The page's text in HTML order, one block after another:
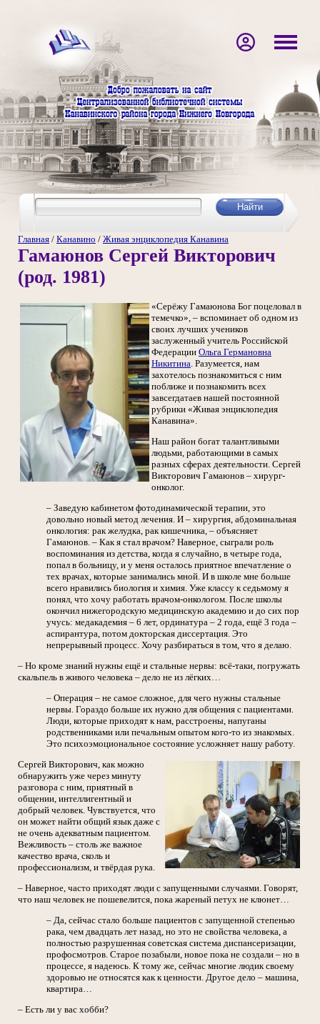
Главная / Канавино / Живая энциклопедия Канавина
Гамаюнов Сергей Викторович
(род. 1981)
«Серёжу Гамаюнова Бог поцеловал в
темечко», – вспоминает об одном из
своих лучших учеников
заслуженный учитель Российской
Федерации Ольга Германовна
Никитина. Разумеется, нам
захотелось познакомиться с ним
поближе и познакомить всех
завсегдатаев нашей постоянной
рубрики «Живая энциклопедия
Канавина».
Наш район богат талантливыми
людьми, работающими в самых
разных сферах деятельности. Сергей
Викторович Гамаюнов – хирург-
онколог.
– Заведую кабинетом фотодинамической терапии, это
довольно новый метод лечения. И – хирургия, абдоминальная
онкология: рак желудка, рак кишечника, – объясняет
Гамаюнов. – Как я стал врачом? Наверное, сыграли роль
воспоминания из детства, когда я случайно, в четыре года,
попал в больницу, и у меня осталось приятное впечатление о
тех врачах, которые занимались мной. И в школе мне больше
всего нравились биология и химия. Уже классу к седьмому я
понял, что хочу работать врачом-онкологом. После школы
окончил нижегородскую медицинскую академию и до сих пор
учусь: медакадемия – 6 лет, ординатура – 2 года, ещё 3 года –
аспирантура, потом докторская диссертация. Это
непрерывный процесс. Хочу разбираться в том, что я делаю.
– Но кроме знаний нужны ещё и стальные нервы: всё-таки, погружать
скальпель в живого человека – дело не из лёгких…
– Операция – не самое сложное, для чего нужны стальные
нервы. Гораздо больше их нужно для общения с пациентами.
Люди, которые приходят к нам, расстроены, напуганы
родственниками или печальным опытом кого-то из знакомых.
Это психоэмоциональное состояние усложняет нашу работу.
Сергей Викторович, как можно
обнаружить уже через минуту
разговора с ним, приятный в
общении, интеллигентный и
добрый человек. Чувствуется, что
он может найти общий язык даже с
не очень адекватным пациентом.
Вежливость – столь же важное
качество врача, сколь и
профессионализм, и твёрдая рука.
– Наверное, часто приходят люди с запущенными случаями. Говорят,
что наш человек не пошевелится, пока жареный петух не клюнет…
– Да, сейчас стало больше пациентов с запущенной степенью
рака, чем двадцать лет назад, но это не свойства человека, а
полностью разрушенная советская система диспансеризации,
профосмотров. Старое позабыли, новое пока не создали – но в
процессе, я надеюсь. К тому же, сейчас многие людик своему
здоровью не относятся как к ценности. Другое дело – машина,
квартира…
– Есть ли у вас хобби?